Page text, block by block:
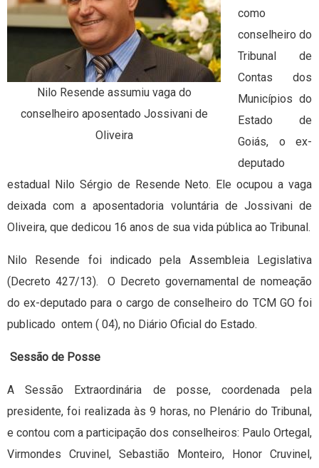
Nilo Resende assumiu vaga do
conselheiro aposentado Jossivani de
Oliveira
como
conselheiro do
Tribunal de
Contas dos
Municípios do
Estado de
Goiás, o ex-
deputado
estadual Nilo Sérgio de Resende Neto. Ele ocupou a vaga
deixada com a aposentadoria voluntária de Jossivani de
Oliveira, que dedicou 16 anos de sua vida pública ao Tribunal.
Nilo Resende foi indicado pela Assembleia Legislativa
(Decreto 427/13). O Decreto governamental de nomeação
do ex-deputado para o cargo de conselheiro do TCM GO foi
publicado ontem ( 04), no Diário Oficial do Estado.
Sessão de Posse
A Sessão Extraordinária de posse, coordenada pela
presidente, foi realizada às 9 horas, no Plenário do Tribunal,
e contou com a participação dos conselheiros: Paulo Ortegal,
Virmondes Cruvinel, Sebastião Monteiro, Honor Cruvinel,